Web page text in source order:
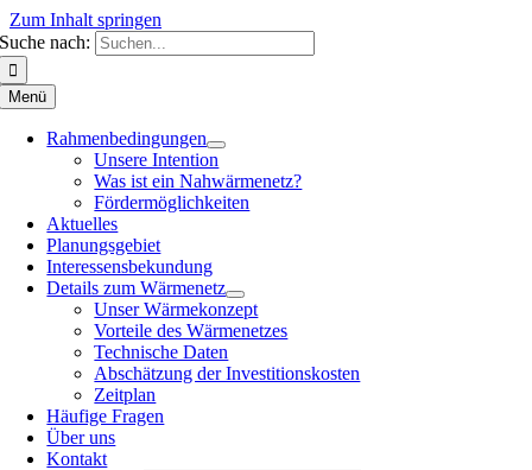
Zum Inhalt springen
Suche nach:
Menü
Rahmenbedingungen
Unsere Intention
Was ist ein Nahwärmenetz?
Fördermöglichkeiten
Aktuelles
Planungsgebiet
Interessensbekundung
Details zum Wärmenetz
Unser Wärmekonzept
Vorteile des Wärmenetzes
Technische Daten
Abschätzung der Investitionskosten
Zeitplan
Häufige Fragen
Über uns
Kontakt